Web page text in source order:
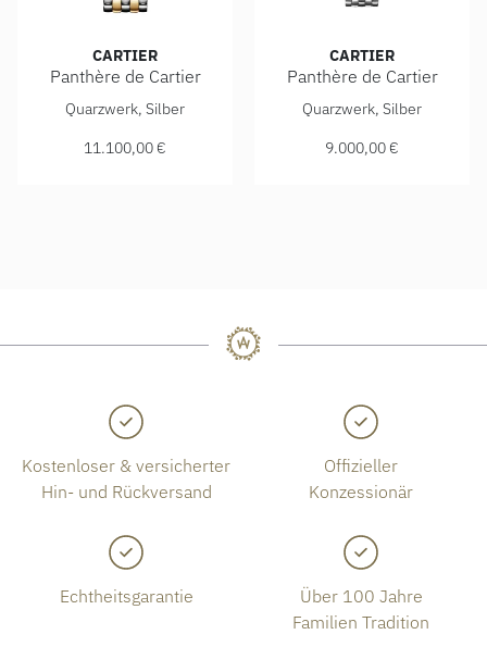
CARTIER
Panthère de Cartier
Cartier Panthère de Cartier, Ref: W2PN0014, Preis:
Quarzwerk, Silber
11.100,00 €
CARTIER
Panthère de Cartier
Cartier Panthère de
Quarzwerk, Silber
9.000,00 €
Kostenloser & versicherter
Hin- und Rückversand
Offizieller
Konzessionär
Echtheitsgarantie
Über 100 Jahre
Familien Tradition